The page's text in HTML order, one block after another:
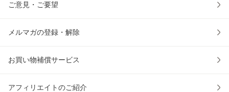
ご意見・ご要望
メルマガの登録・解除
お買い物補償サービス
アフィリエイトのご紹介